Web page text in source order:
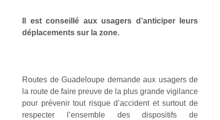
Il est conseillé aux usagers d’anticiper leurs
déplacements sur la zone.
Routes de Guadeloupe demande aux usagers de
la route de faire preuve de la plus grande vigilance
pour prévenir tout risque d’accident et surtout de
respecter l’ensemble des dispositifs de